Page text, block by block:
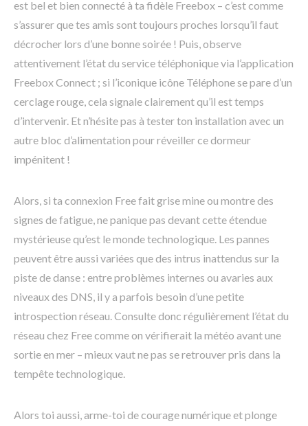
est bel et bien connecté à ta fidèle Freebox – c’est comme
s’assurer que tes amis sont toujours proches lorsqu’il faut
décrocher lors d’une bonne soirée ! Puis, observe
attentivement l’état du service téléphonique via l’application
Freebox Connect ; si l’iconique icône Téléphone se pare d’un
cerclage rouge, cela signale clairement qu’il est temps
d’intervenir. Et n’hésite pas à tester ton installation avec un
autre bloc d’alimentation pour réveiller ce dormeur
impénitent !
Alors, si ta connexion Free fait grise mine ou montre des
signes de fatigue, ne panique pas devant cette étendue
mystérieuse qu’est le monde technologique. Les pannes
peuvent être aussi variées que des intrus inattendus sur la
piste de danse : entre problèmes internes ou avaries aux
niveaux des DNS, il y a parfois besoin d’une petite
introspection réseau. Consulte donc régulièrement l’état du
réseau chez Free comme on vérifierait la météo avant une
sortie en mer – mieux vaut ne pas se retrouver pris dans la
tempête technologique.
Alors toi aussi, arme-toi de courage numérique et plonge